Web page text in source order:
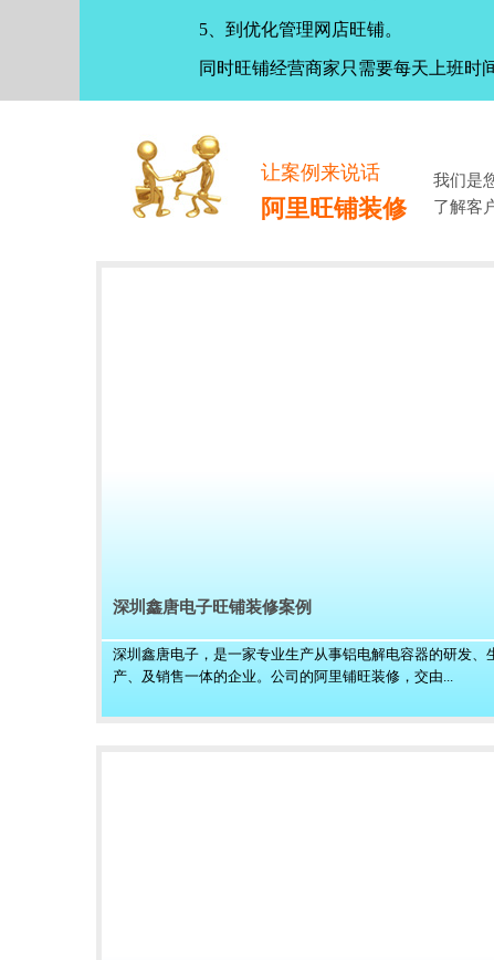
5、到优化管理网店旺铺。
同时旺铺经营商家只需要每天上班时
让案例来说话
阿里旺铺装修
我们是
了解客
深圳鑫唐电子旺铺装修案例
深圳鑫唐电子，是一家专业生产从事铝电解电容器的研发、
产、及销售一体的企业。公司的阿里铺旺装修，交由...